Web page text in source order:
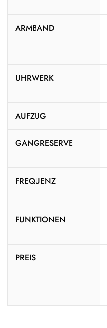
ARMBAND
UHRWERK
AUFZUG
GANGRESERVE
FREQUENZ
FUNKTIONEN
PREIS